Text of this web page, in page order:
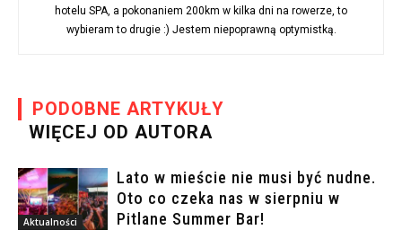
hotelu SPA, a pokonaniem 200km w kilka dni na rowerze, to
wybieram to drugie :) Jestem niepoprawną optymistką.
PODOBNE ARTYKUŁY
WIĘCEJ OD AUTORA
Aktualności
Lato w mieście nie musi być nudne.
Oto co czeka nas w sierpniu w
Pitlane Summer Bar!